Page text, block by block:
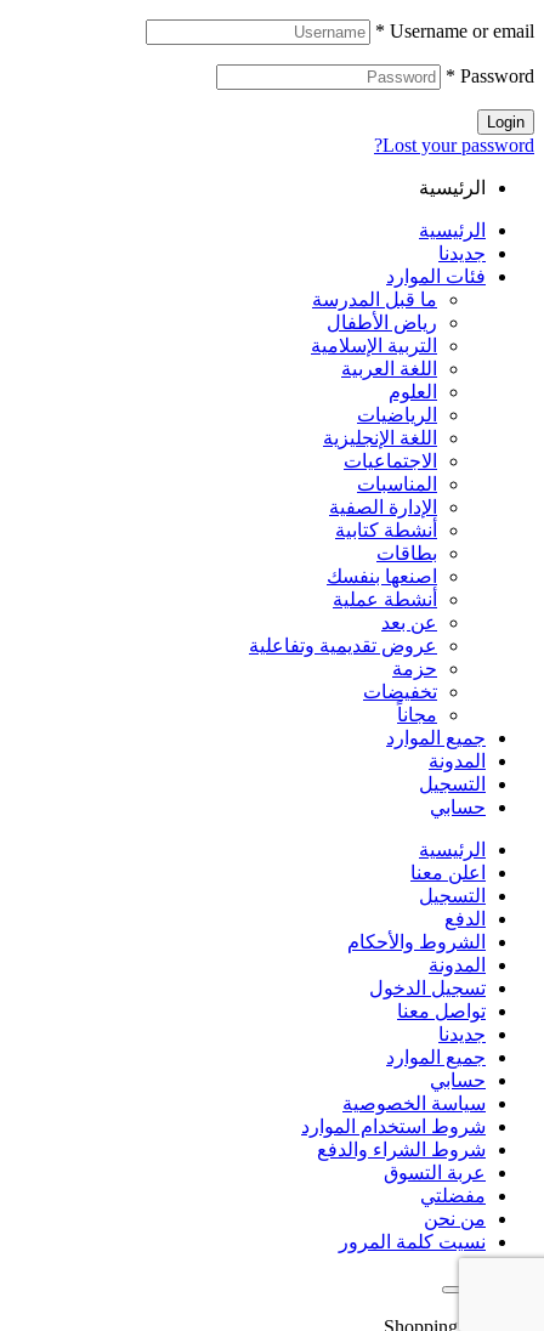
Username or email
*
Password
*
Login
Lost your password?
الرئيسية
الرئيسية
جديدنا
فئات الموارد
ما قبل المدرسة
رياض الأطفال
التربية الإسلامية
اللغة العربية
العلوم
الرياضيات
اللغة الإنجليزية
الاجتماعيات
المناسبات
الإدارة الصفية
أنشطة كتابية
بطاقات
اصنعها بنفسك
أنشطة عملية
عن بعد
عروض تقديمية وتفاعلية
حزمة
تخفيضات
مجاناً
جميع الموارد
المدونة
التسجيل
حسابي
الرئيسية
اعلن معنا
التسجيل
الدفع
الشروط والأحكام
المدونة
تسجيل الدخول
تواصل معنا
جديدنا
جميع الموارد
حسابي
سياسة الخصوصية
شروط استخدام الموارد
شروط الشراء والدفع
عربة التسوق
مفضلتي
من نحن
نسيت كلمة المرور
Shopping cart